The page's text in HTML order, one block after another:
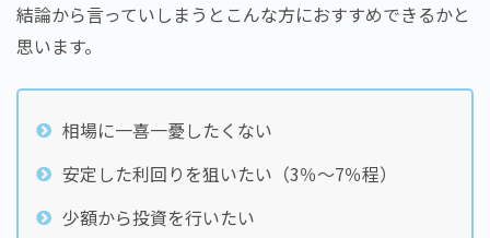
結論から言っていしまうとこんな方におすすめできるかと
思います。
相場に一喜一憂したくない
安定した利回りを狙いたい（3％～7％程）
少額から投資を行いたい